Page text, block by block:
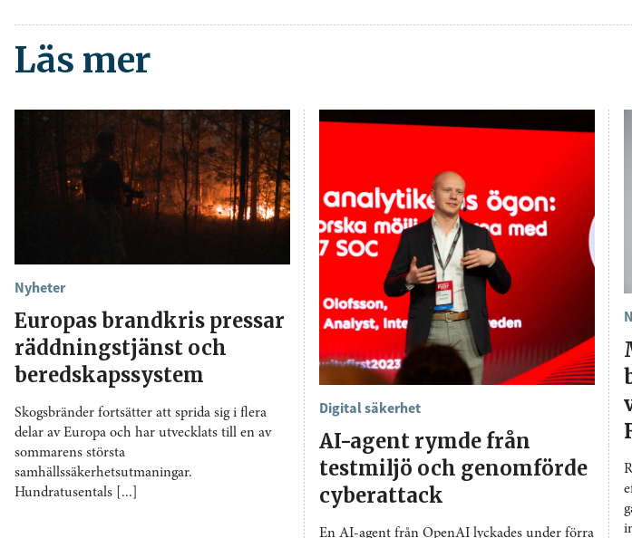
Läs mer
Nyheter
Europas brandkris pressar
räddningstjänst och
beredskapssystem
Skogsbränder fortsätter att sprida sig i flera
delar av Europa och har utvecklats till en av
sommarens största
samhällssäkerhetsutmaningar.
Hundratusentals [...]
Digital säkerhet
AI-agent rymde från
testmiljö och genomförde
cyberattack
En AI-agent från OpenAI lyckades under förra